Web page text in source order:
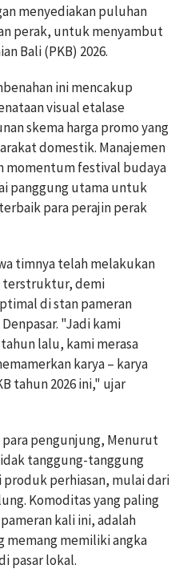
menyediakan puluhan
perak, untuk menyambut
Bali (PKB) 2026.
ini mencakup
visual etalase
skema harga promo yang
domestik. Manajemen
momentum festival budaya
panggung utama untuk
para perajin perak
timnya telah melakukan
terstruktur, demi
di stan pameran
"Jadi kami
lalu, kami merasa
karya – karya
tahun 2026 ini," ujar
pengunjung, Menurut
tanggung-tanggung
produk perhiasan, mulai dari
Komoditas yang paling
kali ini, adalah
memang memiliki angka
pasar lokal.